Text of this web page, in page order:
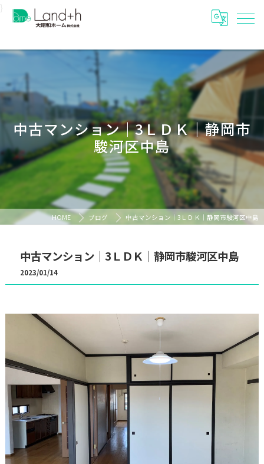
中古マンション｜3ＬＤＫ｜静岡市
駿河区中島
HOME ブログ 中古マンション｜3ＬＤＫ｜静岡市駿河区中島
中古マンション｜3ＬＤＫ｜静岡市駿河区中島
2023/01/14